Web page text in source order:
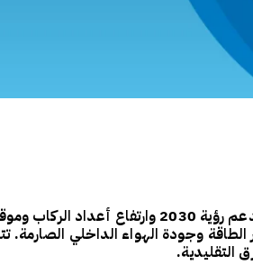
تتسع مطارات المملكة العربية السعودية
الطاقة وجودة الهواء الداخلي
التقليدية.